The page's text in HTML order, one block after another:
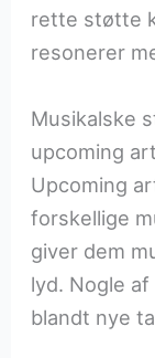
rette støtte
resonerer
Musikalske
upcoming
Upcoming
forskellige
giver dem
lyd. Nogle
blandt nye